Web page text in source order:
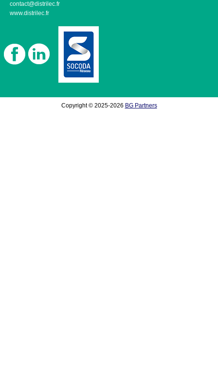
contact@distrilec.fr
www.distrilec.fr
Copyright © 2025-2026 BG Partners